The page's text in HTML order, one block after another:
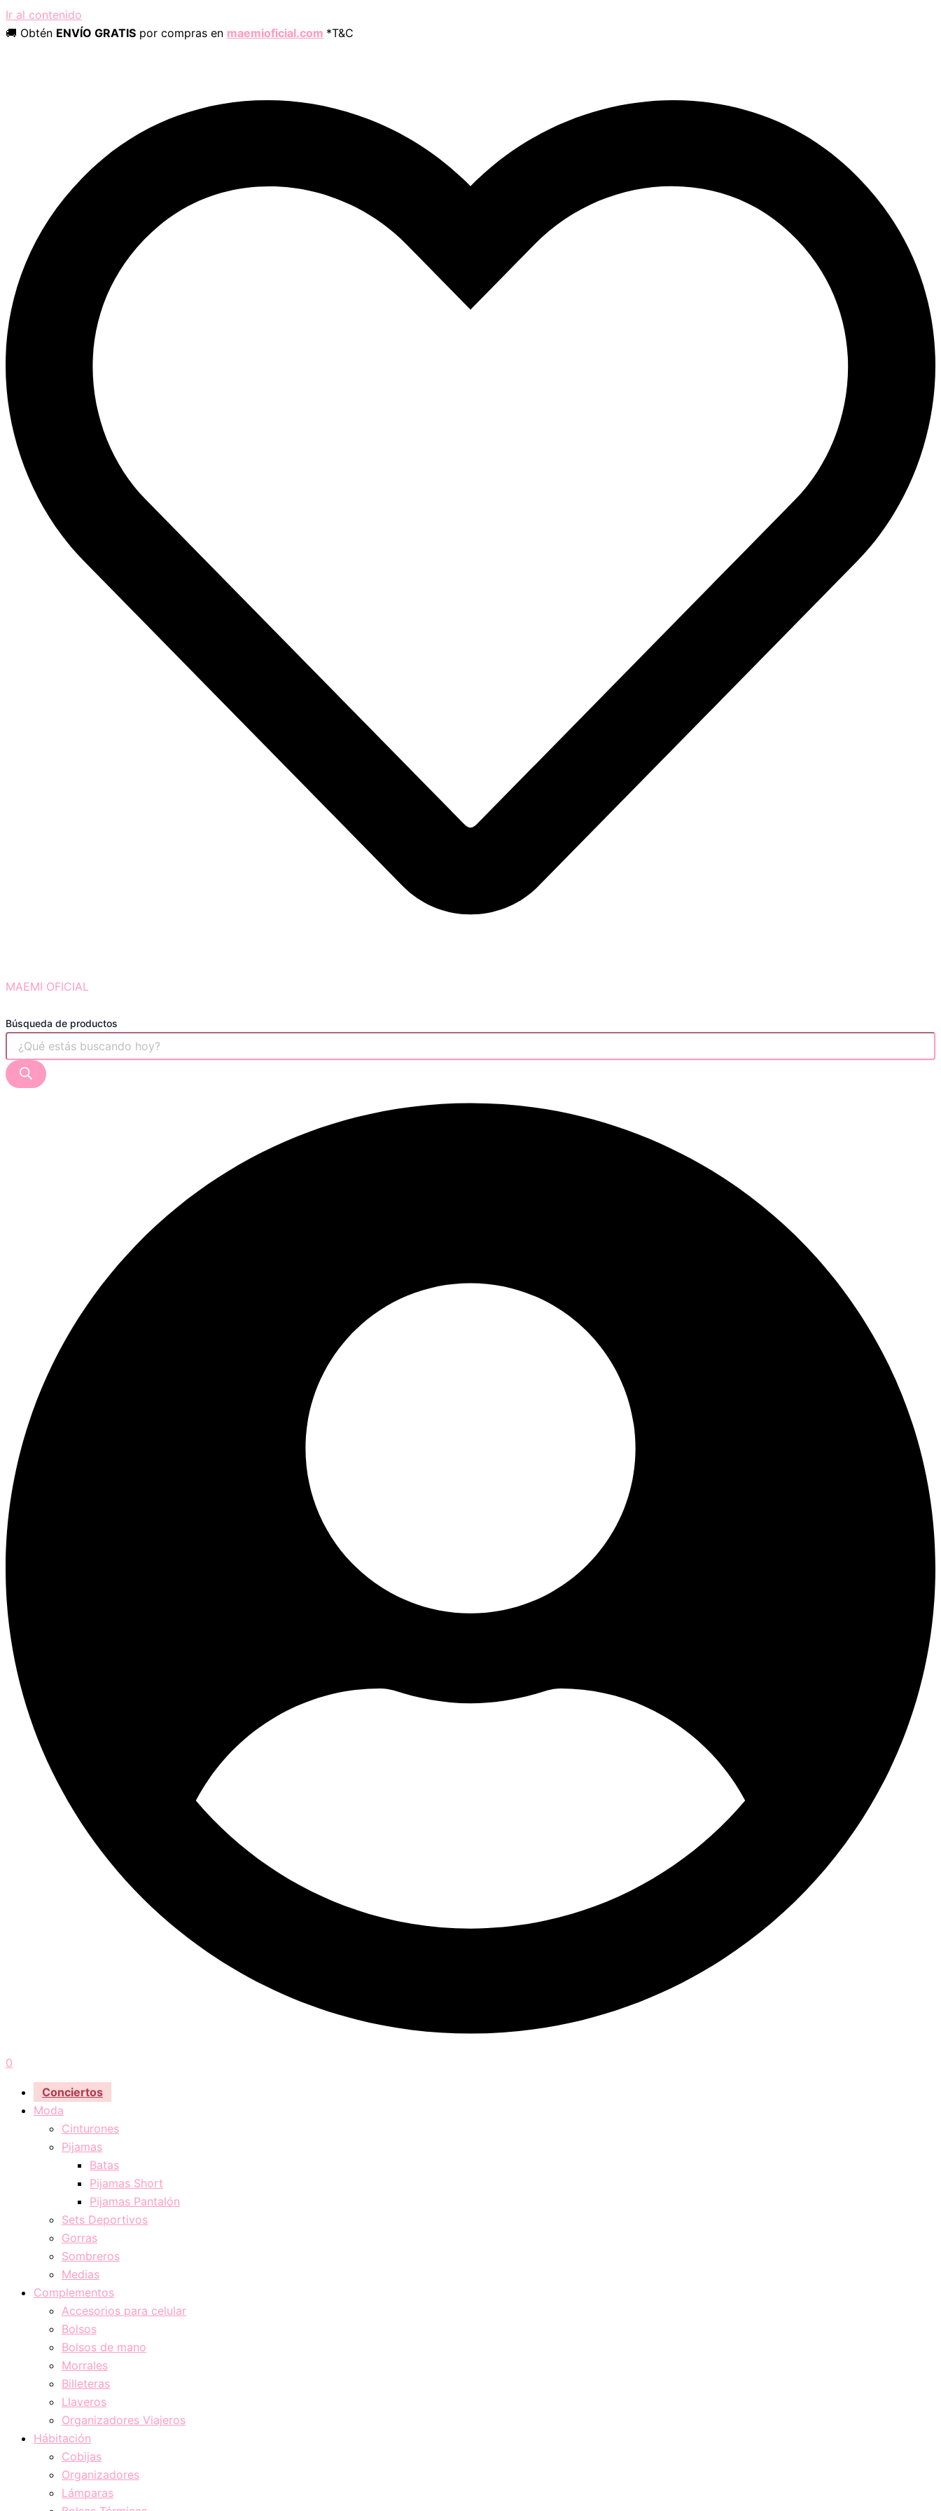
Ir al contenido
🚚 Obtén ENVÍO GRATIS por compras en maemioficial.com *T&C
MAEMI OFICIAL
Búsqueda de productos
0
Conciertos
Moda
Cinturones
Pijamas
Batas
Pijamas Short
Pijamas Pantalón
Sets Deportivos
Gorras
Sombreros
Medias
Complementos
Accesorios para celular
Bolsos
Bolsos de mano
Morrales
Billeteras
Llaveros
Organizadores Viajeros
Hábitación
Cobijas
Organizadores
Lámparas